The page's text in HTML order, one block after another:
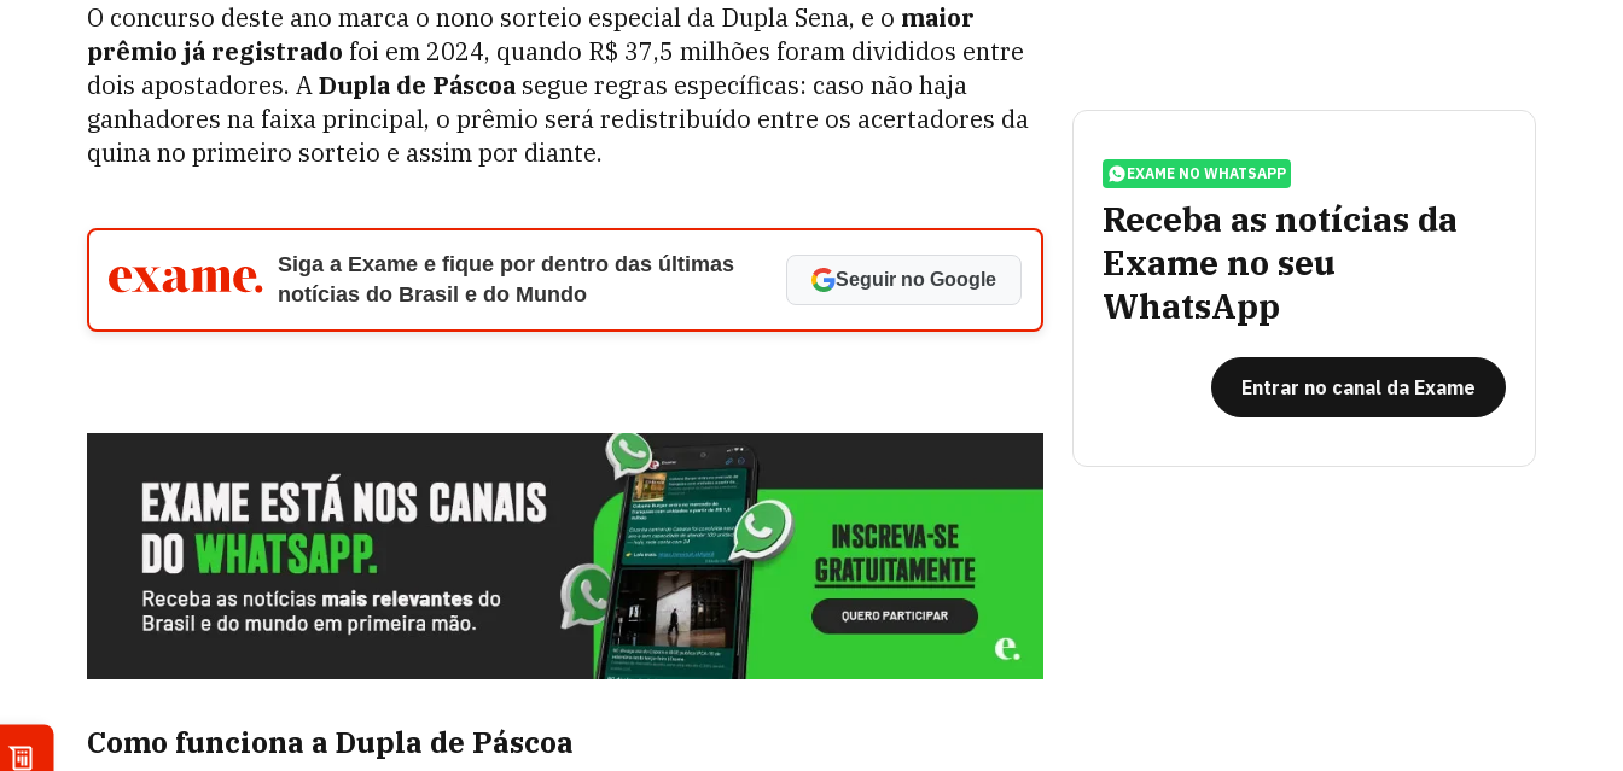
O concurso deste ano marca o nono sorteio especial da Dupla Sena, e o maior
prêmio já registrado foi em 2024, quando R$ 37,5 milhões foram divididos entre
dois apostadores. ADupla de Páscoa segue regras específicas: caso não haja
ganhadores na faixa principal, o prêmio será redistribuído entre os acertadores da
quina no primeiro sorteio e assim por diante.
Siga a Exame e fique por dentro das últimas
notícias do Brasil e do Mundo
Seguir no Google
Como funciona a Dupla de Páscoa
EXAME NO WHATSAPP
Receba as notícias da
Exame no seu
WhatsApp
Entrar no canal da Exame